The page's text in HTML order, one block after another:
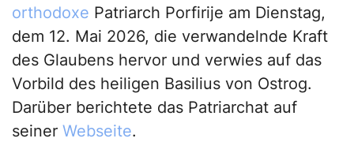
orthodoxe Patriarch Porfirije am Dienstag,
dem 12. Mai 2026, die verwandelnde Kraft
des Glaubens hervor und verwies auf das
Vorbild des heiligen Basilius von Ostrog.
Darüber berichtete das Patriarchat auf
seiner Webseite.